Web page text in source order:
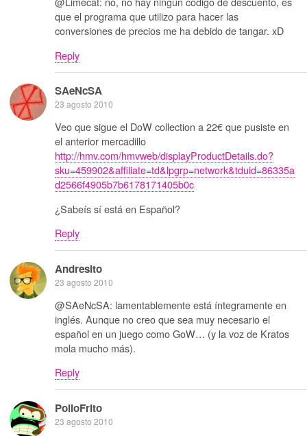
que el programa que utilizo para hacer las
conversiones de precios me ha debido de tangar. xD
Reply
SAeNcSA
23 agosto 2010
Veo que sigue el DoW collection a 22€ que pusiste en
el anterior mercadillo
http://hmv.com/hmvweb/displayProductDetails.do?
sku=459902&affiliate=td&lpgrp=network&tduid=86335a
d2566f4905b7b6178171405b0c
¿Sabeís sí está en Español?
Reply
Andresito
23 agosto 2010
@SAeNcSA: lamentablemente está íntegramente en
inglés. Aunque no creo que sea muy necesario el
español en un juego como GoW… (y la voz de Kratos
mola mucho más).
Reply
PolloFrito
23 agosto 2010